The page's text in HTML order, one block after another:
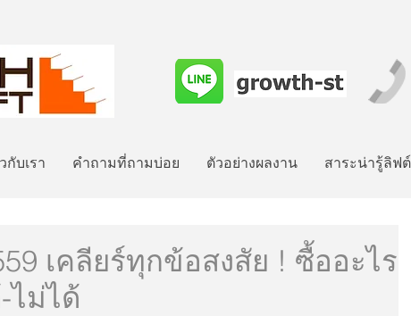
กับเรา คำถามที่ถามบ่อย ตัวอย่างผลงาน สาระน่ารู้ลิฟ
เคลียร์ทุกข้อสงสัย ! ซื้ออะไร
ม่ได้